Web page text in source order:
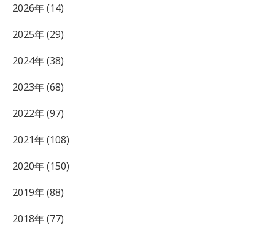
2026年 (14)
2025年 (29)
2024年 (38)
2023年 (68)
2022年 (97)
2021年 (108)
2020年 (150)
2019年 (88)
2018年 (77)